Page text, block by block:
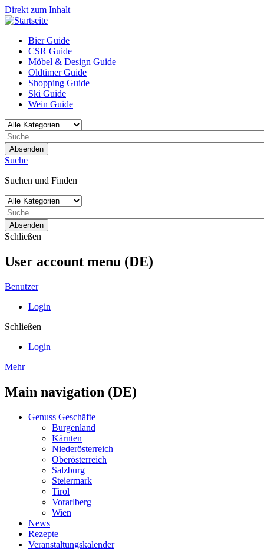
Direkt zum Inhalt
Bier Guide
CSR Guide
Möbel & Design Guide
Oldtimer Guide
Shopping Guide
Ski Guide
Wein Guide
Absenden
Suche
Suchen und Finden
Absenden
Schließen
User account menu (DE)
Benutzer
Login
Schließen
Login
Mehr
Main navigation (DE)
Genuss Geschäfte
Burgenland
Kärnten
Niederösterreich
Oberösterreich
Salzburg
Steiermark
Tirol
Vorarlberg
Wien
News
Rezepte
Veranstaltungskalender